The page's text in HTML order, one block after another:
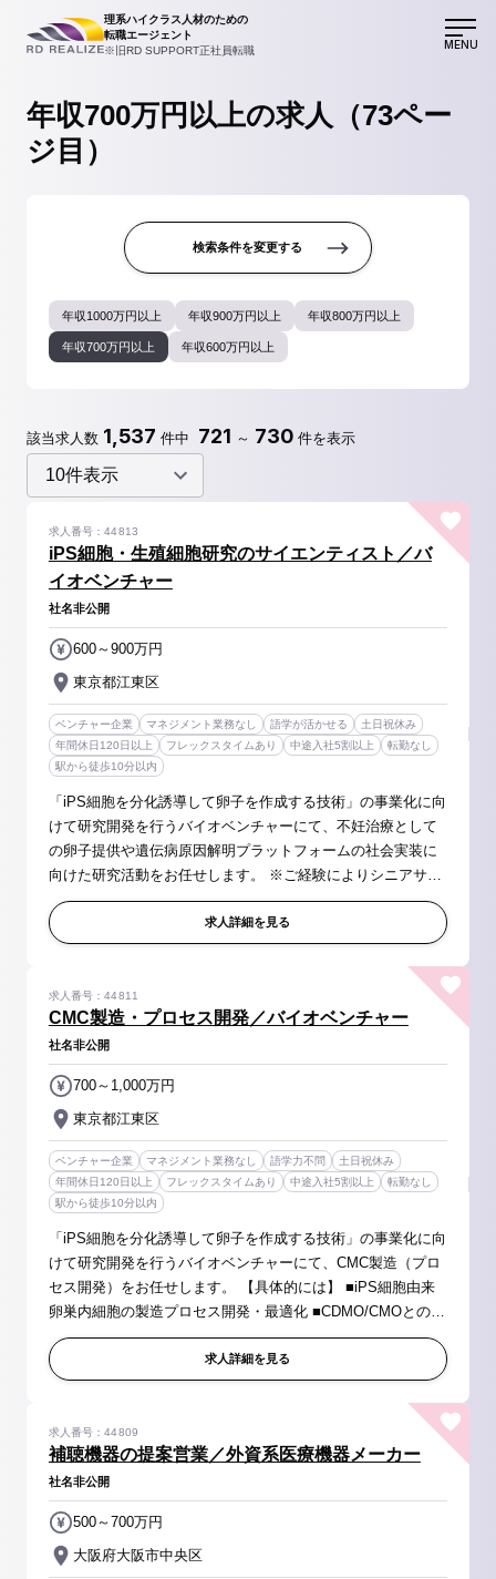
理系ハイクラス人材のための
転職エージェント
※旧RD SUPPORT正社員転職
MENU
年収700万円以上の求人（73ペー
ジ目）
検索条件を変更する
年収1000万円以上 年収900万円以上 年収800万円以上
年収700万円以上 年収600万円以上
該当求人数 1,537 件中 721 ～ 730 件を表示
iPS細胞・生殖細胞研究のサイエンティスト／バ
イオベンチャー
求人番号：44813
社名非公開
東京都江東区
600～900万円
ベンチャー企業 マネジメント業務なし 語学が活かせる
土日祝休み
年間休日120日以上
フレックスタイムあり 中途入社5割以上
転勤なし
駅から徒歩10分以内
「iPS細胞を分化誘導して卵子を作成する技術」の事業化に向
けて研究開発を行うバイオベンチャーにて、不妊治療として
の卵子提供や遺伝病原因解明プラットフォームの社会実装に
向けた研究活動をお任せします。 ※ご経験によりシニアサイ
エンティストとしての職務をお任せします。 【具体的には】
当社コア技術である...
求人詳細を見る
CMC製造・プロセス開発／バイオベンチャー
求人番号：44811
社名非公開
東京都江東区
700～1,000万円
ベンチャー企業 マネジメント業務なし 語学力不問
土日祝休み
年間休日120日以上
フレックスタイムあり 中途入社5割以上
転勤なし
駅から徒歩10分以内
「iPS細胞を分化誘導して卵子を作成する技術」の事業化に向
けて研究開発を行うバイオベンチャーにて、CMC製造（プロ
セス開発）をお任せします。 【具体的には】 ■iPS細胞由来
卵巣内細胞の製造プロセス開発・最適化 ■CDMO/CMOとの技
術移転、委託先管理、スケジュール・品質統制 ■製造・試験
関連のドキュメンテーシ...求人詳細を見る
補聴機器の提案営業／外資系医療機器メーカー
求人番号：44809
社名非公開
大阪府大阪市中央区
500～700万円